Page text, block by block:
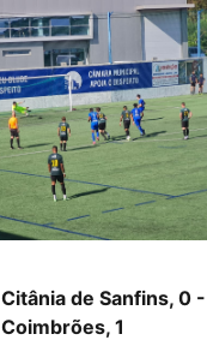
Citânia de Sanfins, 0 -
Coimbrões, 1